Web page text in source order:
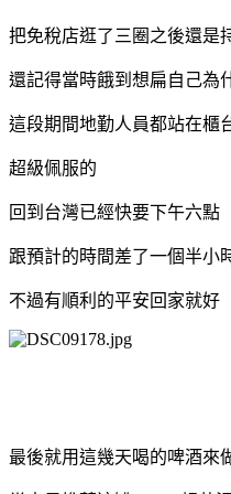
把免稅店逛了三圈之後還是
還記得當時餓到想扁自己為
這段期間地勤人員都站在櫃
超級佩服的
回到台灣已經快要下午六點
跟預計的時間差了一個半小
不過有順利的平安回家就好
最後就用這幾天喝的啤酒來